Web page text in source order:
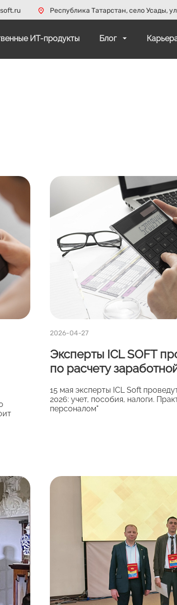
Республика Татарстан, село Усады,
ИТ-продукты Блог
2026-04-27
Эксперты ICL SOFT
по расчету
15 мая эксперты ICL Soft
2026: учет, пособия, налоги.
персоналом"